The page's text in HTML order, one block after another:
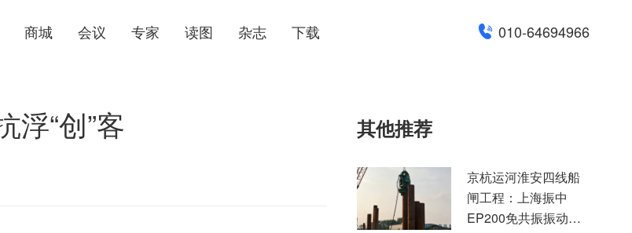
商城 会议 专家 读图 杂志 下载 010-64694966
浮“创”客 其他推荐
京杭运河淮安四线船
闸工程：上海振中
EP200免共振振动锤